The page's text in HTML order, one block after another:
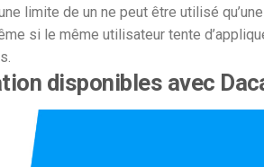
dans le
l’Expo
vidéo
pour les
et de
limite de un ne peut être utilisé
si le même utilisateur tente
disponibles avec